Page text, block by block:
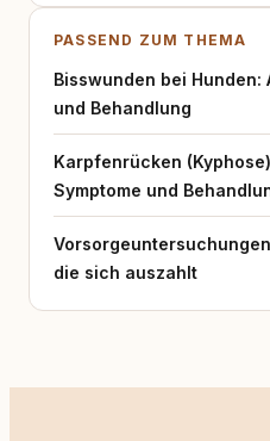
PASSEND ZUM THEMA
Bisswunden bei Hunden:
und Behandlung
Karpfenrücken
Symptome und
die sich auszahlt